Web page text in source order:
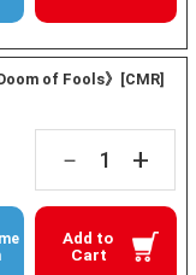
of Fools》[CMR]
－ +
Add to
Cart